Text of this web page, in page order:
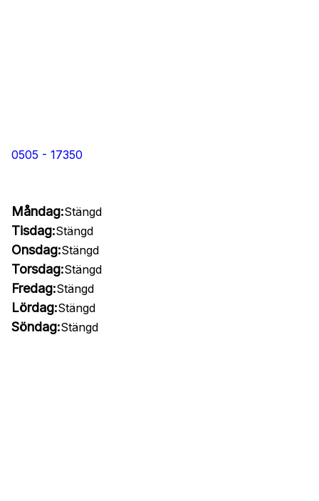
0505 - 17350
Måndag:Stängd
Tisdag:Stängd
Onsdag:Stängd
Torsdag:Stängd
Fredag:Stängd
Lördag:Stängd
Söndag:Stängd